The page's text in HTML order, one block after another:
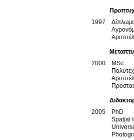
1997
2000
MSc
2005
PhD
Spatial